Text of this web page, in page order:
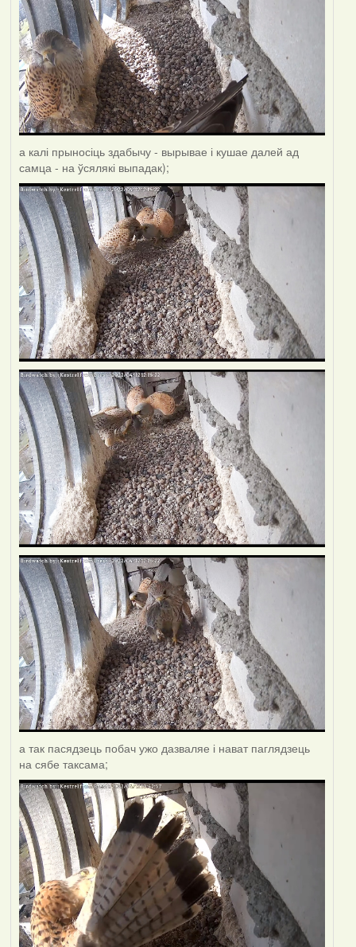
а калі прыносіць здабычу - вырывае і кушае далей ад
самца - на ўсялякі выпадак);
а так пасядзець побач ужо дазваляе і нават паглядзець
на сябе таксама;